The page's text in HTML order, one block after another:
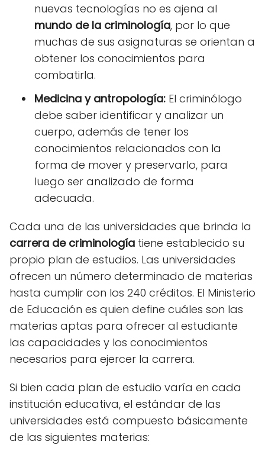
nuevas tecnologías no es ajena al
mundo de la criminología, por lo que
muchas de sus asignaturas se orientan a
obtener los conocimientos para
combatirla.
Medicina y antropología: El criminólogo
debe saber identificar y analizar un
cuerpo, además de tener los
conocimientos relacionados con la
forma de mover y preservarlo, para
luego ser analizado de forma
adecuada.
Cada una de las universidades que brinda la
carrera de criminología tiene establecido su
propio plan de estudios. Las universidades
ofrecen un número determinado de materias
hasta cumplir con los 240 créditos. El Ministerio
de Educación es quien define cuáles son las
materias aptas para ofrecer al estudiante
las capacidades y los conocimientos
necesarios para ejercer la carrera.
Si bien cada plan de estudio varía en cada
institución educativa, el estándar de las
universidades está compuesto básicamente
de las siguientes materias: